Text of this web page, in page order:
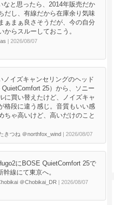
なと思ったら、2014年販売だか
だし、有線だから在庫余り気味
ぁまぁ良さそうだが、今の自分
からスルーしておこう。
| 2026/08/07
ノイズキャンセリングのヘッド
25）から、ソニー
に買い替えたけど、ノイズキャ
格段に違う感じ。音質もいい感
ちゃ高いけど、高いだけのこと
きつね ＠northfox_wind | 2026/08/07
にBOSE QuietComfort 25で
幹線にて東京へ。
＠Chobikai_DR | 2026/08/07